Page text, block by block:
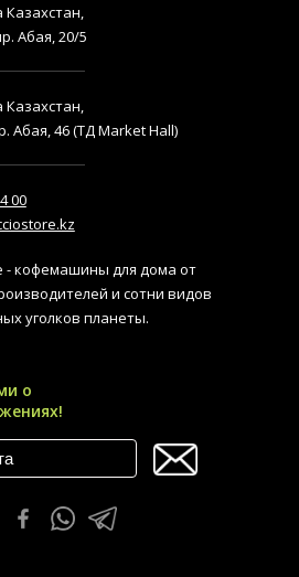
Казахстан,
Абая, 20/5
Казахстан,
Абая, 46 (ТД Market Hall)
00
- кофемашины для дома от
и сотни видов
уголков планеты.
о